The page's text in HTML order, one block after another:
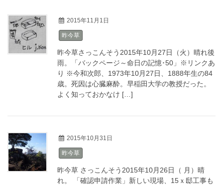
2015年11月1日
昨今草
昨今草さっこんそう2015年10月27日（火）晴れ後
雨。「バックページ～命日の記憶･50」※リンクあ
り ※今和次郎、1973年10月27日、1888年生の84
歳。死因は心臓麻酔。早稲田大学の教授だった。
よく知っておかなけ […]
2015年10月31日
昨今草
昨今草 さっこんそう2015年10月26日（ 月）晴
れ。 「確認申請作業」新しい現場、15ｘ邸工事も